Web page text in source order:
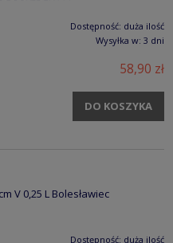
Dostępność: duża ilość
Wysyłka w: 3 dni
58,90 zł
DO KOSZYKA
V 0,25 L Bolesławiec
Dostępność: duża ilość